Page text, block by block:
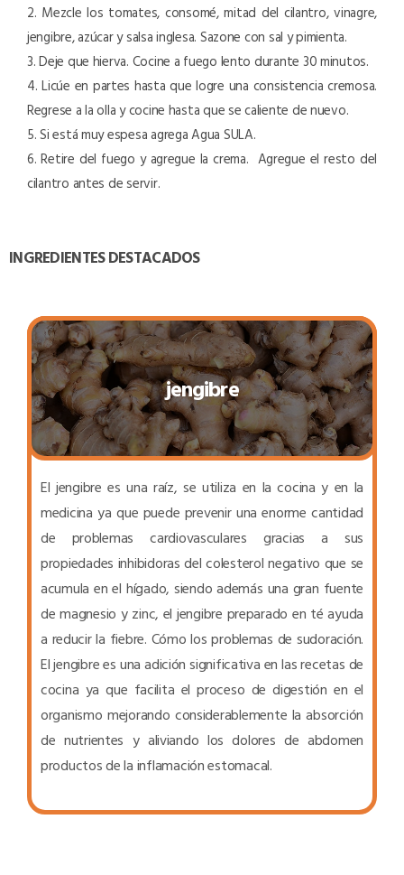
2. Mezcle los tomates, consomé, mitad del cilantro, vinagre,
jengibre, azúcar y salsa inglesa. Sazone con sal y pimienta.
3. Deje que hierva. Cocine a fuego lento durante 30 minutos.
4. Licúe en partes hasta que logre una consistencia cremosa.
Regrese a la olla y cocine hasta que se caliente de nuevo.
5. Si está muy espesa agrega Agua SULA.
6. Retire del fuego y agregue la crema. Agregue el resto del
cilantro antes de servir.
INGREDIENTES DESTACADOS
jengibre
El jengibre es una raíz, se utiliza en la cocina y en la
medicina ya que puede prevenir una enorme cantidad
de problemas cardiovasculares gracias a sus
propiedades inhibidoras del colesterol negativo que se
acumula en el hígado, siendo además una gran fuente
de magnesio y zinc, el jengibre preparado en té ayuda
a reducir la fiebre. Cómo los problemas de sudoración.
El jengibre es una adición significativa en las recetas de
cocina ya que facilita el proceso de digestión en el
organismo mejorando considerablemente la absorción
de nutrientes y aliviando los dolores de abdomen
productos de la inflamación estomacal.